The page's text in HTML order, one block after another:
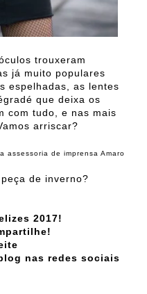
trouxeram
já muito populares
espelhadas, as lentes
que deixa os
com tudo, e nas mais
arriscar?
assessoria de imprensa Amaro
de inverno?
2017!
nas redes sociais